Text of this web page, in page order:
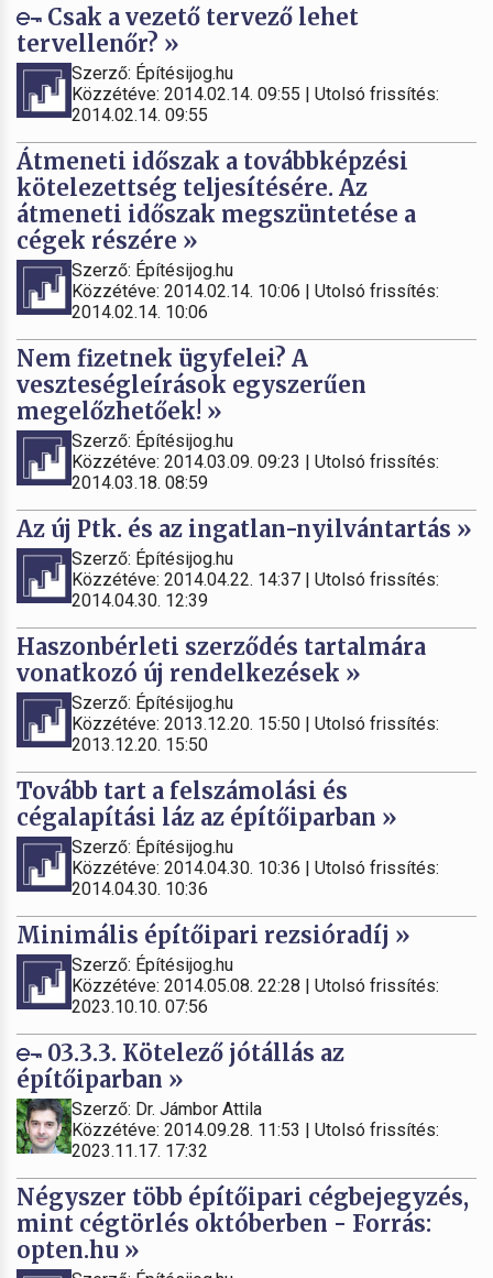
Csak a vezető tervező lehet
tervellenőr? »
Szerző: Építésijog.hu
Közzétéve: 2014.02.14. 09:55 | Utolsó frissítés:
2014.02.14. 09:55
Átmeneti időszak a továbbképzési
kötelezettség teljesítésére. Az
átmeneti időszak megszüntetése a
cégek részére »
Szerző: Építésijog.hu
Közzétéve: 2014.02.14. 10:06 | Utolsó frissítés:
2014.02.14. 10:06
Nem fizetnek ügyfelei? A
veszteségleírások egyszerűen
megelőzhetőek! »
Szerző: Építésijog.hu
Közzétéve: 2014.03.09. 09:23 | Utolsó frissítés:
2014.03.18. 08:59
Az új Ptk. és az ingatlan-nyilvántartás »
Szerző: Építésijog.hu
Közzétéve: 2014.04.22. 14:37 | Utolsó frissítés:
2014.04.30. 12:39
Haszonbérleti szerződés tartalmára
vonatkozó új rendelkezések »
Szerző: Építésijog.hu
Közzétéve: 2013.12.20. 15:50 | Utolsó frissítés:
2013.12.20. 15:50
Tovább tart a felszámolási és
cégalapítási láz az építőiparban »
Szerző: Építésijog.hu
Közzétéve: 2014.04.30. 10:36 | Utolsó frissítés:
2014.04.30. 10:36
Minimális építőipari rezsióradíj »
Szerző: Építésijog.hu
Közzétéve: 2014.05.08. 22:28 | Utolsó frissítés:
2023.10.10. 07:56
03.3.3. Kötelező jótállás az
építőiparban »
Szerző: Dr. Jámbor Attila
Közzétéve: 2014.09.28. 11:53 | Utolsó frissítés:
2023.11.17. 17:32
Négyszer több építőipari cégbejegyzés,
mint cégtörlés októberben - Forrás:
opten.hu »